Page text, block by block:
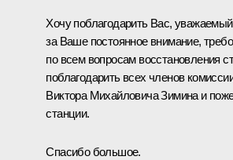
Хочу поблагодарить Вас,
за Ваше постоянное внимание,
по всем вопросам восстановления
поблагодарить всех членов
Виктора Михайловича Зимина и
станции.
Спасибо большое.